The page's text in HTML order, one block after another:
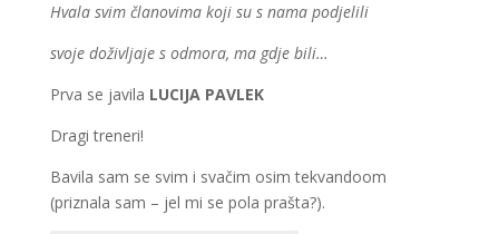
Hvala svim članovima koji su s nama podjelili
svoje doživljaje s odmora, ma gdje bili…
Prva se javila LUCIJA PAVLEK
Dragi treneri!
Bavila sam se svim i svačim osim tekvandoom
(priznala sam – jel mi se pola prašta?).